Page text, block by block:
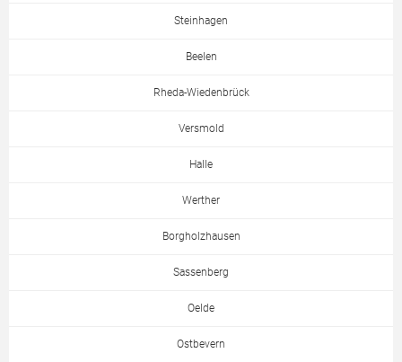
Steinhagen
Beelen
Rheda-Wiedenbrück
Versmold
Halle
Werther
Borgholzhausen
Sassenberg
Oelde
Ostbevern